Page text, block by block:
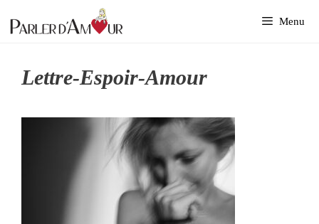
au
Menu
Lettre-Espoir-Amour